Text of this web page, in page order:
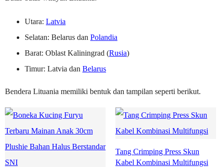
Utara: Latvia
Selatan: Belarus dan Polandia
Barat: Oblast Kaliningrad (Rusia)
Timur: Latvia dan Belarus
Bendera Lituania memiliki bentuk dan tampilan seperti berikut.
Tang Crimping Press Skun
Kabel Kombinasi Multifungsi